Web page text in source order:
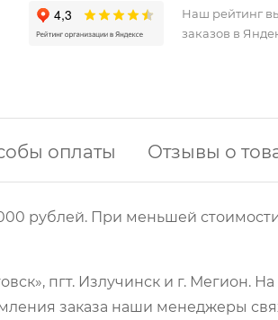
Наш рейтинг
заказов в
оплаты Отзывы о
рублей. При меньшей
пгт. Излучинск и г. Мегион.
заказа наши менеджеры